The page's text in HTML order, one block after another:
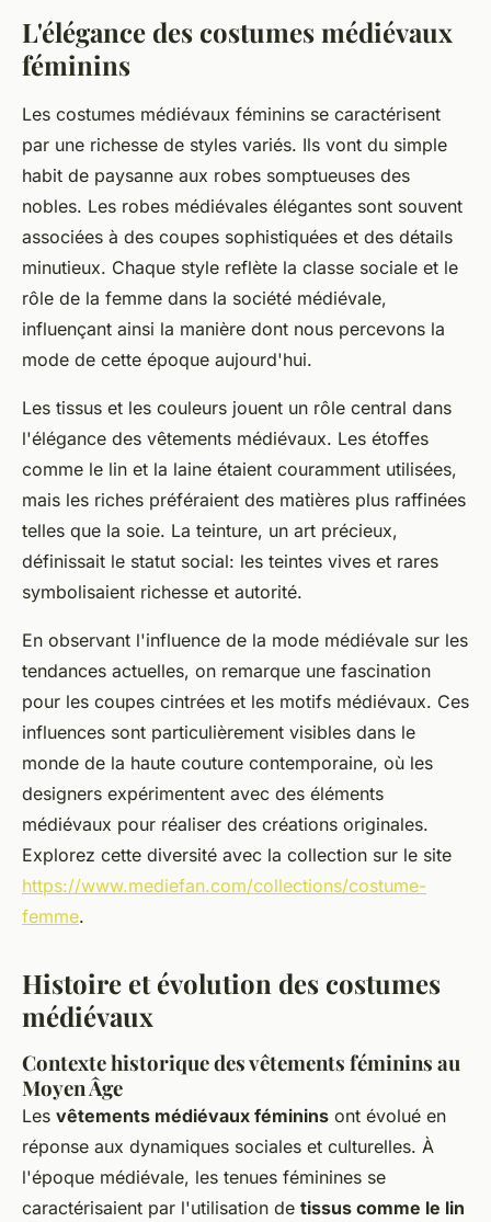
L'élégance des costumes médiévaux
féminins
Les costumes médiévaux féminins se caractérisent
par une richesse de styles variés. Ils vont du simple
habit de paysanne aux robes somptueuses des
nobles. Les robes médiévales élégantes sont souvent
associées à des coupes sophistiquées et des détails
minutieux. Chaque style reflète la classe sociale et le
rôle de la femme dans la société médiévale,
influençant ainsi la manière dont nous percevons la
mode de cette époque aujourd'hui.
Les tissus et les couleurs jouent un rôle central dans
l'élégance des vêtements médiévaux. Les étoffes
comme le lin et la laine étaient couramment utilisées,
mais les riches préféraient des matières plus raffinées
telles que la soie. La teinture, un art précieux,
définissait le statut social: les teintes vives et rares
symbolisaient richesse et autorité.
En observant l'influence de la mode médiévale sur les
tendances actuelles, on remarque une fascination
pour les coupes cintrées et les motifs médiévaux. Ces
influences sont particulièrement visibles dans le
monde de la haute couture contemporaine, où les
designers expérimentent avec des éléments
médiévaux pour réaliser des créations originales.
Explorez cette diversité avec la collection sur le site
https://www.mediefan.com/collections/costume-
femme.
Histoire et évolution des costumes
médiévaux
Contexte historique des vêtements féminins au
Moyen Âge
Les vêtements médiévaux féminins ont évolué en
réponse aux dynamiques sociales et culturelles. À
l'époque médiévale, les tenues féminines se
caractérisaient par l'utilisation de tissus comme le lin